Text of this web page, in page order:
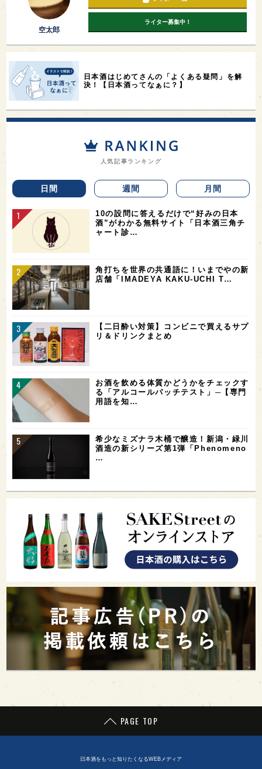
空太郎
ライター募集中！
日本酒はじめてさんの「よくある疑問」を解
決！【日本酒ってなぁに？】
人気記事ランキング
日間 週間 月間
10の設問に答えるだけで“好みの日本
酒”がわかる無料サイト「日本酒三角チ
ャート診…
角打ちを世界の共通語に！いまでやの新
店舗「IMADEYA KAKU-UCHI T…
【二日酔い対策】コンビニで買えるサプ
リ＆ドリンクまとめ
お酒を飲める体質かどうかをチェックす
る「アルコールパッチテスト」─【専門
用語を知…
希少なミズナラ木桶で醸造！新潟・緑川
酒造の新シリーズ第1弾「Phenomeno
…
PAGE TOP
日本酒をもっと知りたくなるWEBメディア